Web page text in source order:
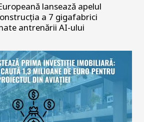
lansează apelul
a 7 gigafabrici
antrenării AI-ului